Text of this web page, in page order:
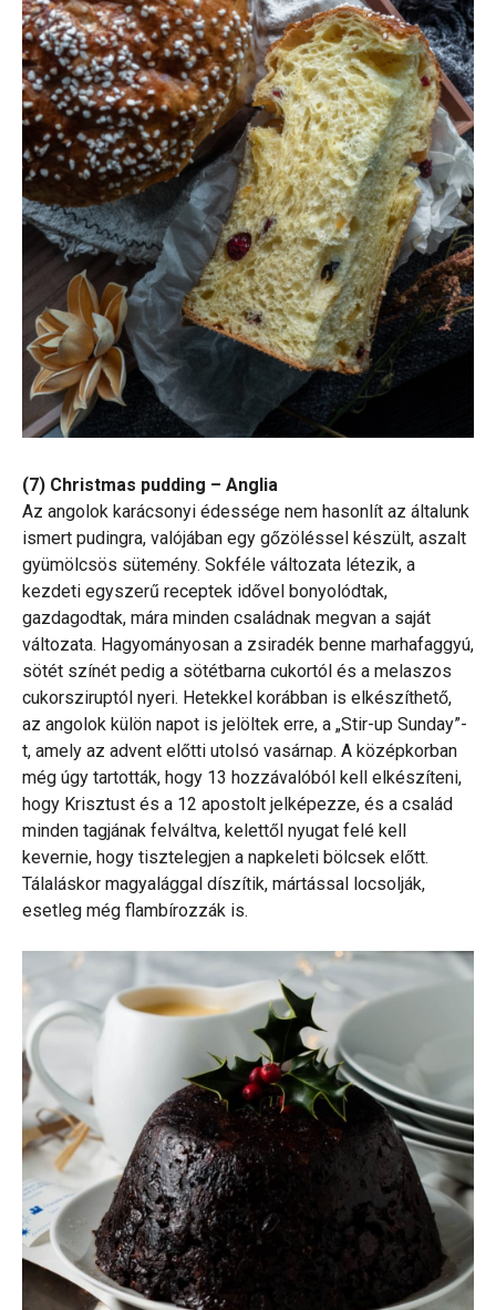
(7) Christmas pudding – Anglia
Az angolok karácsonyi édessége nem hasonlít az általunk
ismert pudingra, valójában egy gőzöléssel készült, aszalt
gyümölcsös sütemény. Sokféle változata létezik, a
kezdeti egyszerű receptek idővel bonyolódtak,
gazdagodtak, mára minden családnak megvan a saját
változata. Hagyományosan a zsiradék benne marhafaggyú,
sötét színét pedig a sötétbarna cukortól és a melaszos
cukorsziruptól nyeri. Hetekkel korábban is elkészíthető,
az angolok külön napot is jelöltek erre, a „Stir-up Sunday”-
t, amely az advent előtti utolsó vasárnap. A középkorban
még úgy tartották, hogy 13 hozzávalóból kell elkészíteni,
hogy Krisztust és a 12 apostolt jelképezze, és a család
minden tagjának felváltva, kelettől nyugat felé kell
kevernie, hogy tisztelegjen a napkeleti bölcsek előtt.
Tálaláskor magyalággal díszítik, mártással locsolják,
esetleg még flambírozzák is.